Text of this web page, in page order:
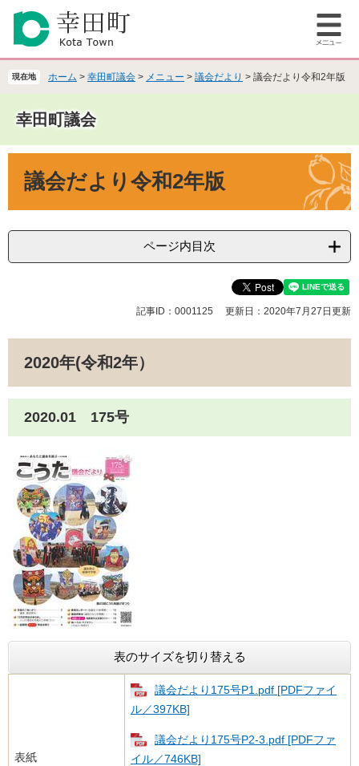
の
。
ー
て
メ
ー
現在地 ホーム > 幸田町議会 > メニュー > 議会だより > 議会だより令和2年版
幸田町議会
議会だより令和2年版
ページ内目次
記事ID：0001125 更新日：2020年7月27日更新
2020年(令和2年）
2020.01 175号
表のサイズを切り替える
表紙
議会だより175号​​P1.pdf [PDFファイ
ル／397KB]
議会だより175号​P2-3.pdf [PDFファ
イル／746KB]